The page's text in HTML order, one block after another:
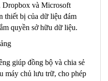
Dropbox và Microsoft
thiết bị của dữ liệu đám
quyền sở hữu dữ liệu.
giúp đồng bộ và chia sẻ
máy chủ lưu trữ, cho phép